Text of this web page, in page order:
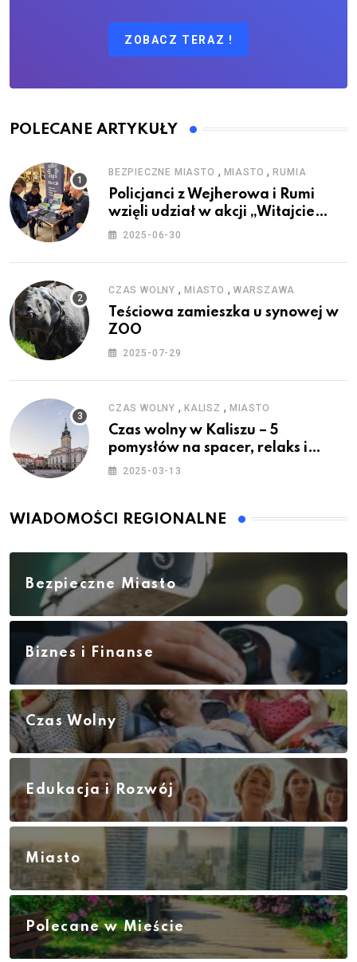
ZOBACZ TERAZ !
POLECANE ARTYKUŁY
BEZPIECZNE MIASTO , MIASTO ,RUMIA
Policjanci z Wejherowa i Rumi
wzięli udział w akcji „Witajcie
Wakacje”
2025-06-30
CZAS WOLNY , MIASTO , WARSZAWA
Teściowa zamieszka u synowej w
ZOO
2025-07-29
CZAS WOLNY , KALISZ , MIASTO
Czas wolny w Kaliszu – 5
pomysłów na spacer, relaks i
rodzinne atrakcje
2025-03-13
WIADOMOŚCI REGIONALNE
Bezpieczne Miasto
Biznes i Finanse
Czas Wolny
Edukacja i Rozwój
Miasto
Polecane w Mieście